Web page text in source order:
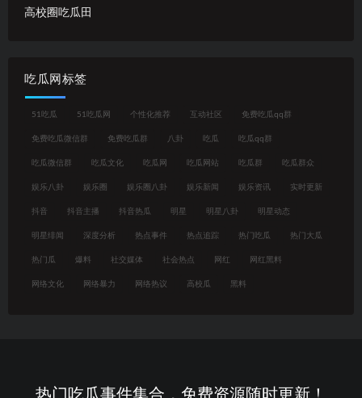
高校圈吃瓜田
吃瓜网标签
51吃瓜 51吃瓜网 个性化推荐 互动社区 免费吃瓜qq群
免费吃瓜微信群 免费吃瓜群 八卦 吃瓜 吃瓜qq群
吃瓜微信群 吃瓜文化 吃瓜网 吃瓜网站 吃瓜群 吃瓜群众
娱乐八卦 娱乐圈 娱乐圈八卦 娱乐新闻 娱乐资讯 实时更新
抖音 抖音主播 抖音热瓜 明星 明星八卦 明星动态
明星绯闻 深度分析 热点事件 热点追踪 热门吃瓜 热门大瓜
热门瓜 爆料 社交媒体 社会热点 网红 网红黑料
网络文化 网络暴力 网络热议 高校瓜 黑料
热门吃瓜事件集合，免费资源随时更新！